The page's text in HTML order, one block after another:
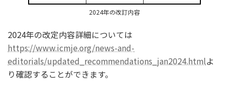
2024年の改訂内容
2024年の改定内容詳細については
https://www.icmje.org/news-and-
editorials/updated_recommendations_jan2024.htmlよ
り確認することができます。